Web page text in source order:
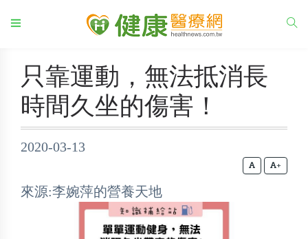
只靠運動，無法抵消長
時間久坐的傷害！
2020-03-13
+
來源:李婉萍的營養天地